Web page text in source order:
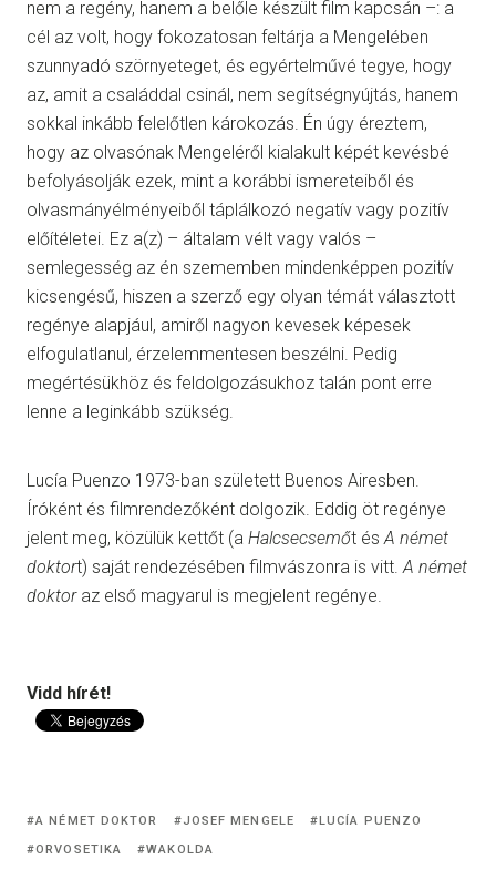
nem a regény, hanem a belőle készült film kapcsán –: a
cél az volt, hogy fokozatosan feltárja a Mengelében
szunnyadó szörnyeteget, és egyértelművé tegye, hogy
az, amit a családdal csinál, nem segítségnyújtás, hanem
sokkal inkább felelőtlen károkozás. Én úgy éreztem,
hogy az olvasónak Mengeléről kialakult képét kevésbé
befolyásolják ezek, mint a korábbi ismereteiből és
olvasmányélményeiből táplálkozó negatív vagy pozitív
előítéletei. Ez a(z) – általam vélt vagy valós –
semlegesség az én szememben mindenképpen pozitív
kicsengésű, hiszen a szerző egy olyan témát választott
regénye alapjául, amiről nagyon kevesek képesek
elfogulatlanul, érzelemmentesen beszélni. Pedig
megértésükhöz és feldolgozásukhoz talán pont erre
lenne a leginkább szükség.
Lucía Puenzo 1973-ban született Buenos Airesben.
Íróként és filmrendezőként dolgozik. Eddig öt regénye
jelent meg, közülük kettőt (a Halcsecsemőt és A német
doktort) saját rendezésében filmvászonra is vitt. A német
doktoraz első magyarul is megjelent regénye.
Vidd hírét!
A NÉMET DOKTOR JOSEF MENGELE
LUCÍA PUENZO
ORVOSETIKA
WAKOLDA